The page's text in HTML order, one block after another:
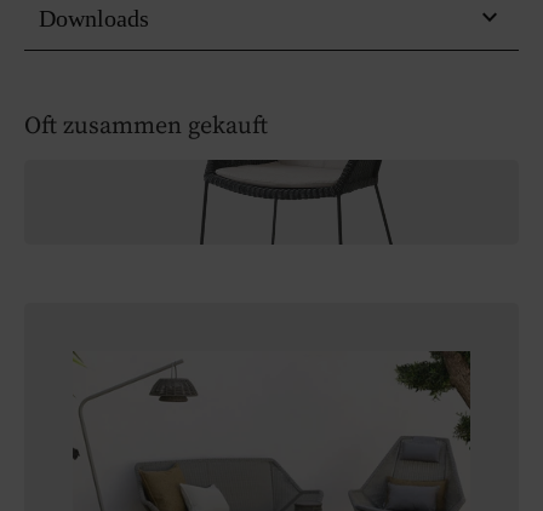
Downloads
Oft zusammen gekauft